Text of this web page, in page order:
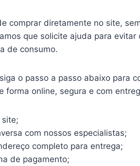
comprar diretamente no site,
que solicite ajuda para
de consumo.
o passo a passo abaixo para
forma online, segura e com
site;
com nossos especialistas;
completo para entrega;
de pagamento;